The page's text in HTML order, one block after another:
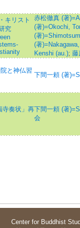
キリスト
究
赤松徹真 (著
(著)=Okochi,
(著
(著
Kenshi (au.); 藤
と神仏習
下間一頼 (著
寺奏状」再下間一頼 (著
会
Center for Buddhist